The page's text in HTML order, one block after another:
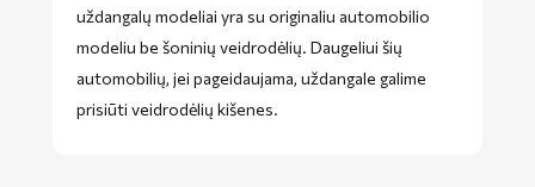
uždangalų modeliai yra su originaliu automobilio
modeliu be šoninių veidrodėlių. Daugeliui šių
automobilių, jei pageidaujama, uždangale galime
prisiūti veidrodėlių kišenes.